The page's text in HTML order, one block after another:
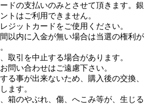
ドの支払いのみとさせて頂きます。銀
トはご利用できません。
ジットカードをご使用ください。
以内に入金が無い場合は当選の権利が
取引を中止する場合があります。
問い合わせはご遠慮下さい。
る事が出来ないため、購入後の交換、
ます。
箱のやぶれ、傷、へこみ等が、生じる